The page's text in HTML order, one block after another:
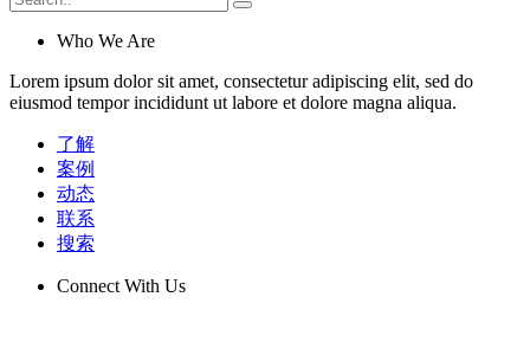
Who We Are
Lorem ipsum dolor sit amet, consectetur adipiscing elit, sed do
eiusmod tempor incididunt ut labore et dolore magna aliqua.
了解
案例
动态
联系
搜索
Connect With Us